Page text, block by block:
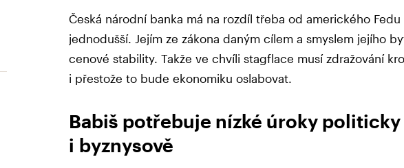
Česká národní banka má na rozdíl třeba od amerického
jednodušší. Jejím ze zákona daným cílem a smyslem jejího
cenové stability. Takže ve chvíli stagflace musí zdražování
i přestože to bude ekonomiku oslabovat.
Babiš potřebuje nízké úroky politicky
i byznysově